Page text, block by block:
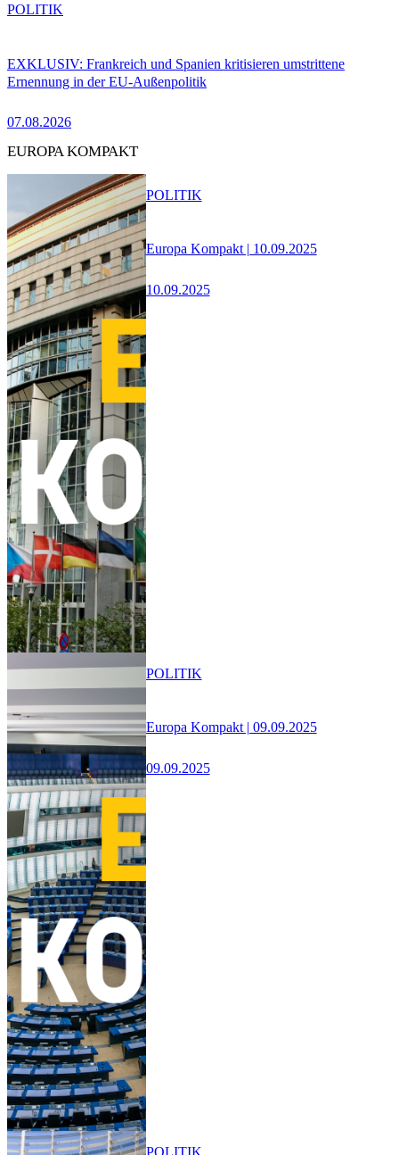
EXKLUSIV: Frankreich und Spanien kritisieren umstrittene
Ernennung in der EU-Außenpolitik
07.08.2026
POLITIK
EUROPA KOMPAKT
Europa Kompakt | 10.09.2025
10.09.2025
POLITIK
Europa Kompakt | 09.09.2025
09.09.2025
POLITIK
POLITIK